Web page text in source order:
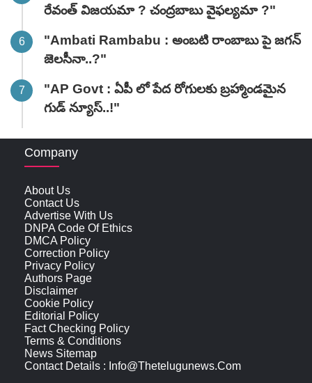
రేవంత్ విజయమా ? చంద్రబాబు వైఫల్యమా ?"
"Ambati Rambabu : అంబటి రాంబాబు పై జగన్
జెలసీనా..?"
"AP Govt : ఏపీ లో పేద రోగులకు బ్రహ్మాండమైన
గుడ్ న్యూస్..!"
Company
About Us
Contact Us
Advertise With Us
DNPA Code Of Ethics
DMCA Policy
Correction Policy
Privacy Policy
Authors Page
Disclaimer
Cookie Policy
Editorial Policy
Fact Checking Policy
Terms & Conditions
News Sitemap
Contact Details : Info@thetelugunews.com